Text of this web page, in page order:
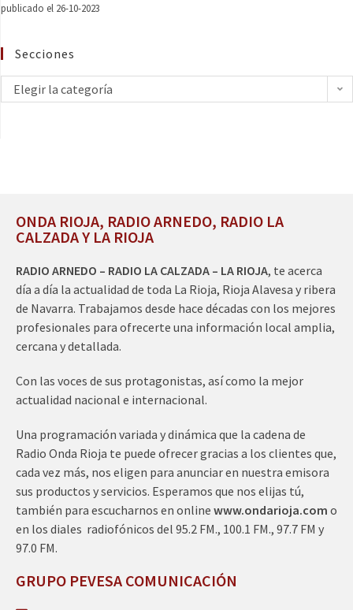
publicado el 26-10-2023
Secciones
Elegir la categoría
ONDA RIOJA, RADIO ARNEDO, RADIO LA
CALZADA Y LA RIOJA
RADIO ARNEDO – RADIO LA CALZADA – LA RIOJA, te acerca
día a día la actualidad de toda La Rioja, Rioja Alavesa y ribera
de Navarra. Trabajamos desde hace décadas con los mejores
profesionales para ofrecerte una información local amplia,
cercana y detallada.
Con las voces de sus protagonistas, así como la mejor
actualidad nacional e internacional.
Una programación variada y dinámica que la cadena de
Radio Onda Rioja te puede ofrecer gracias a los clientes que,
cada vez más, nos eligen para anunciar en nuestra emisora
sus productos y servicios. Esperamos que nos elijas tú,
también para escucharnos en online www.ondarioja.com o
en los diales radiofónicos del 95.2 FM., 100.1 FM., 97.7 FM y
97.0 FM.
GRUPO PEVESA COMUNICACIÓN